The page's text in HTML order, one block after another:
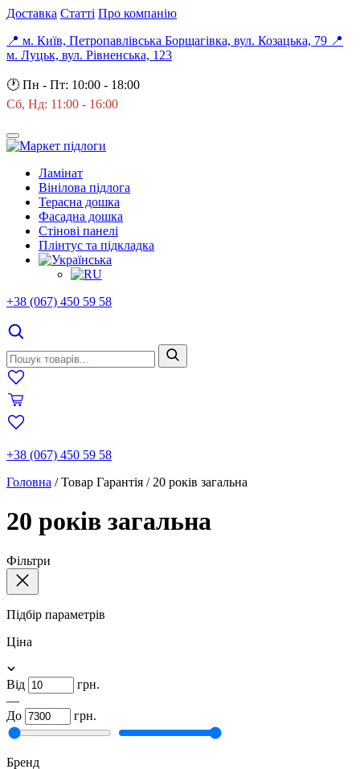
Доставка Статті Про компанію
📍 м. Київ, Петропавлівська Борщагівка, вул. Козацька, 79 📍
м. Луцьк, вул. Рівненська, 123
🕐 Пн - Пт: 10:00 - 18:00
Сб, Нд: 11:00 - 16:00
Ламінат
Вінілова підлога
Терасна дошка
Фасадна дошка
Стінові панелі
Плінтус та підкладка
+38 (067) 450 59 58
+38 (067) 450 59 58
Головна /Товар Гарантія / 20 років загальна
20 років загальна
Фільтри
Підбір параметрів
Ціна
Від
грн.
—
До
грн.
Бренд